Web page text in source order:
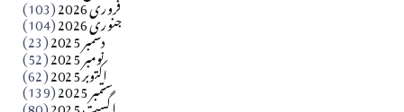
جنوری 2026 (104) دسمبر 2025 (23) نومبر 2025 (52) اکتوبر 2025 (62) ستمبر 2025 (139)